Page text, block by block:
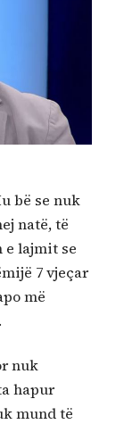
bë se nuk
natë, të
e lajmit se
7 vjeçar
më
nuk
hapur
mund të